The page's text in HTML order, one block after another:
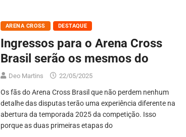
ARENA CROSS DESTAQUE
Ingressos para o Arena Cross
Brasil serão os mesmos do
Deo Martins 22/05/2025
Os fãs do Arena Cross Brasil que não perdem nenhum
detalhe das disputas terão uma experiência diferente na
abertura da temporada 2025 da competição. Isso
porque as duas primeiras etapas do